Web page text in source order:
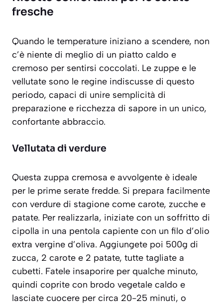
fresche
Quando le temperature iniziano a scendere, non
c’è niente di meglio di un piatto caldo e
cremoso per sentirsi coccolati. Le zuppe e le
vellutate sono le regine indiscusse di questo
periodo, capaci di unire semplicità di
preparazione e ricchezza di sapore in un unico,
confortante abbraccio.
Vellutata di verdure
Questa zuppa cremosa e avvolgente è ideale
per le prime serate fredde. Si prepara facilmente
con verdure di stagione come carote, zucche e
patate. Per realizzarla, iniziate con un soffritto di
cipolla in una pentola capiente con un filo d’olio
extra vergine d’oliva. Aggiungete poi 500g di
zucca, 2 carote e 2 patate, tutte tagliate a
cubetti. Fatele insaporire per qualche minuto,
quindi coprite con brodo vegetale caldo e
lasciate cuocere per circa 20-25 minuti, o